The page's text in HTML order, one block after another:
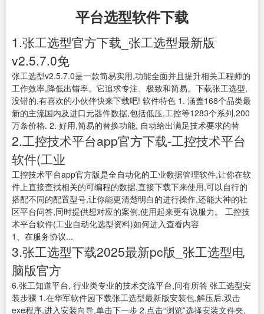
平台选型软件下载
1.张工选型官方下载_张工选型最新版
v2.5.7.0免
张工选型v2.5.7.0是一款简易实用,功能全面并且提升相关工程师的
工作效率,降低出错率。它追求专注、极致和简易。下载张工选型,
没错的,有喜欢的小伙伴快来下载吧! 软件特色 1. 涵盖168个品类最
新的主流国内及进口元器件数据,包括低压,工控等1283个系列,200
万条价格. 2. 好用,简易的替换功能, 自动给出满足技术要求的替
2.工控技术平台app官方下载-工控技术平台
软件(工业
工控技术平台app官方版是全自动化的工业数据管理软件,让你在软
件上直接查找相关的可编程的数据,直接下载下来使用,可以自行的
搭配不同的配置型号,让你能更清楚明白的进行操作,还能大神的社
区平台问答,同时提供想对应的案例,使用起来更有说服力。 工控技
术平台软件(工业自动化选型资料)如何进入查看内容
1、在服务协议...
3.张工选型下载2025最新pc版_张工选型电
脑版官方
6.张工知道平台, 行业类专业的技术交流平台,问有所答 张工选型安
装步骤 1.在华军软件园下载张工选型最新版安装包,解压后,双击
exe程序,进入安装向导,单击下一步 2.点击“浏览”选择安装文件夹,